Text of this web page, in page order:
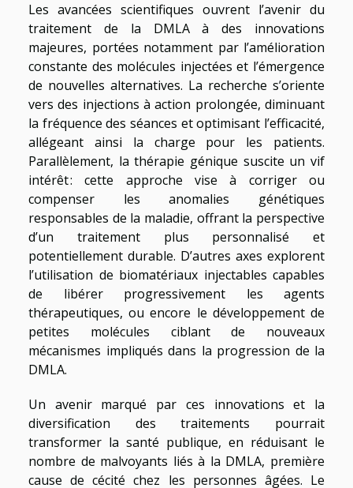
Les avancées scientifiques ouvrent l’avenir du
traitement de la DMLA à des innovations
majeures, portées notamment par l’amélioration
constante des molécules injectées et l’émergence
de nouvelles alternatives. La recherche s’oriente
vers des injections à action prolongée, diminuant
la fréquence des séances et optimisant l’efficacité,
allégeant ainsi la charge pour les patients.
Parallèlement, la thérapie génique suscite un vif
intérêt : cette approche vise à corriger ou
compenser les anomalies génétiques
responsables de la maladie, offrant la perspective
d’un traitement plus personnalisé et
potentiellement durable. D’autres axes explorent
l’utilisation de biomatériaux injectables capables
de libérer progressivement les agents
thérapeutiques, ou encore le développement de
petites molécules ciblant de nouveaux
mécanismes impliqués dans la progression de la
DMLA.
Un avenir marqué par ces innovations et la
diversification des traitements pourrait
transformer la santé publique, en réduisant le
nombre de malvoyants liés à la DMLA, première
cause de cécité chez les personnes âgées. Le